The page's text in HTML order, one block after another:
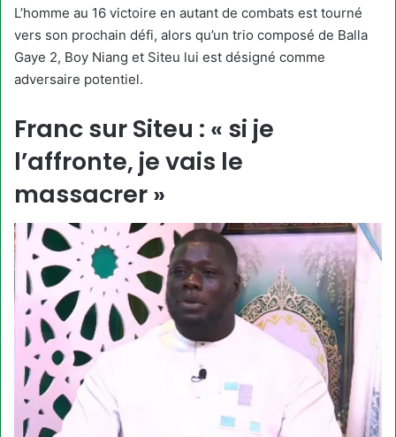
L’homme au 16 victoire en autant de combats est tourné
vers son prochain défi, alors qu’un trio composé de Balla
Gaye 2, Boy Niang et Siteu lui est désigné comme
adversaire potentiel.
Franc sur Siteu : « si je
l’affronte, je vais le
massacrer »